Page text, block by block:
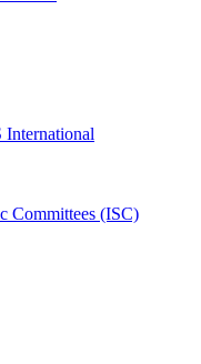
Committees (ISC)